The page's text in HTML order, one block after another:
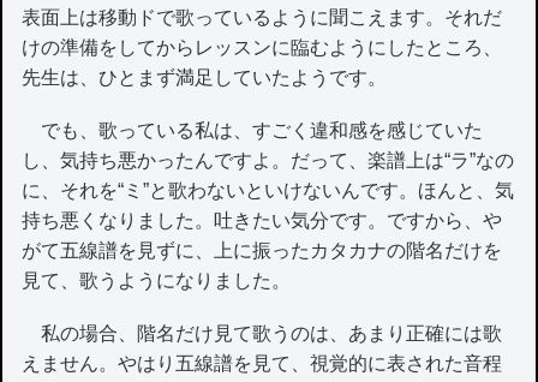
表面上は移動ドで歌っているように聞こえます。それだ
けの準備をしてからレッスンに臨むようにしたところ、
先生は、ひとまず満足していたようです。
でも、歌っている私は、すごく違和感を感じていた
し、気持ち悪かったんですよ。だって、楽譜上は“ラ”なの
に、それを“ミ”と歌わないといけないんです。ほんと、気
持ち悪くなりました。吐きたい気分です。ですから、や
がて五線譜を見ずに、上に振ったカタカナの階名だけを
見て、歌うようになりました。
私の場合、階名だけ見て歌うのは、あまり正確には歌
えません。やはり五線譜を見て、視覚的に表された音程